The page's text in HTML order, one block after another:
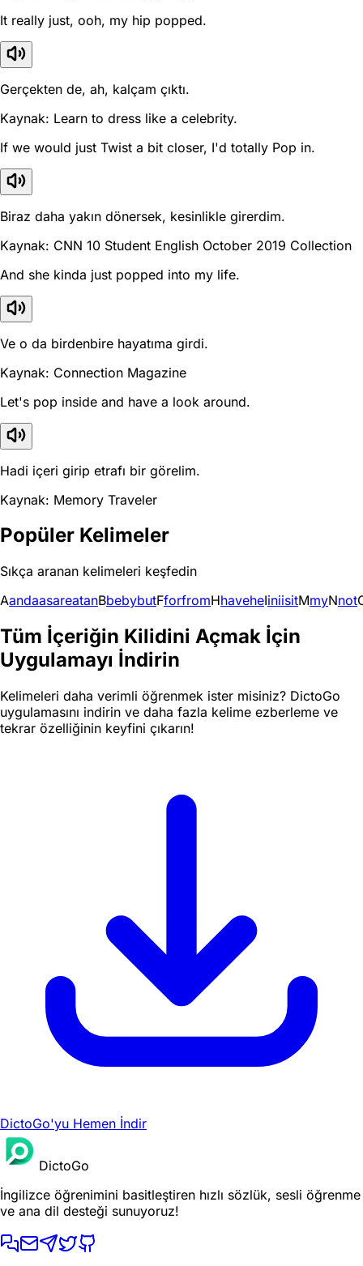
It really just, ooh, my hip popped.
Gerçekten de, ah, kalçam çıktı.
Kaynak: Learn to dress like a celebrity.
If we would just Twist a bit closer, I'd totally Pop in.
Biraz daha yakın dönersek, kesinlikle girerdim.
Kaynak: CNN 10 Student English October 2019 Collection
And she kinda just popped into my life.
Ve o da birdenbire hayatıma girdi.
Kaynak: Connection Magazine
Let's pop inside and have a look around.
Hadi içeri girip etrafı bir görelim.
Kaynak: Memory Traveler
Popüler Kelimeler
Sıkça aranan kelimeleri keşfedin
AandaasareatanBbebybutFforfromHhaveheIiniisitMmyNnot
Tüm İçeriğin Kilidini Açmak İçin
Uygulamayı İndirin
Kelimeleri daha verimli öğrenmek ister misiniz? DictoGo
uygulamasını indirin ve daha fazla kelime ezberleme ve
tekrar özelliğinin keyfini çıkarın!
DictoGo'yu Hemen İndir
DictoGo
İngilizce öğrenimini basitleştiren hızlı sözlük, sesli öğrenme
ve ana dil desteği sunuyoruz!